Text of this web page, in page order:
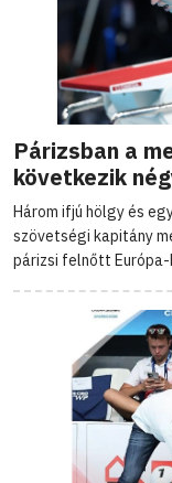
Párizsban a
következik
Három ifjú hölgy és
szövetségi kapitány
párizsi felnőtt Európa-